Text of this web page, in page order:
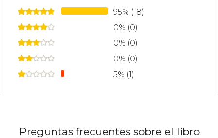
95% (18)
0% (0)
0% (0)
0% (0)
5% (1)
Preguntas frecuentes sobre el libro